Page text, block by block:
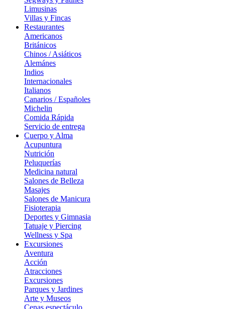
Limusinas
Villas y Fincas
Restaurantes
Americanos
Británicos
Chinos / Asiáticos
Alemánes
Indios
Internacionales
Italianos
Canarios / Españoles
Michelin
Comida Rápida
Servicio de entrega
Cuerpo y Alma
Acupuntura
Nutrición
Peluquerías
Medicina natural
Salones de Belleza
Masajes
Salones de Manicura
Fisioterapia
Deportes y Gimnasia
Tatuaje y Piercing
Wellness y Spa
Excursiones
Aventura
Acción
Atracciones
Excursiones
Parques y Jardines
Arte y Museos
Cenas espectáculo